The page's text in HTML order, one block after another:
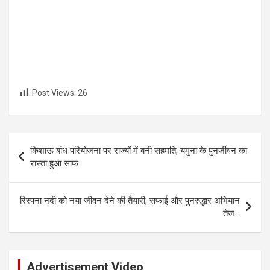
Post Views: 26
Post
navigation
किशाऊ बांध परियोजना पर राज्यों में बनी सहमति, यमुना के पुनर्जीवन का
रास्ता हुआ साफ
रिस्पना नदी को नया जीवन देने की तैयारी, सफाई और पुनरुद्धार अभियान
तेज…
Advertisement Video